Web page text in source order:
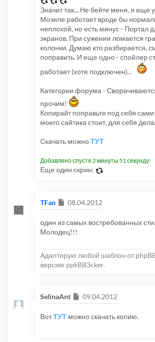
Значит так... Не бейте меня, я еще
Мозиле работает вроде бы
неплохой, но есть минус - Портал
экранов. При сужении ломается
колонки. Думаю кто разбирается,
поправить. И еще одно - спойлер
работает (хотя подключен)...
Категории форума -
прочим!
Копирайт поправьте под себя
моего сайтика стоит, для себя
Скачать можноТУТ
Добавлено спустя 2 минуты 51 секунду:
Еще один скрин:
TFan Сообщение
08.04.2012
один из самых востребованных
Молодец!!!
Адаптирую любой шаблон от
версию ppkBB3cker.
SelinaAnt Сообщение
09.04.2012
ВотТУТ можно скачать копию.